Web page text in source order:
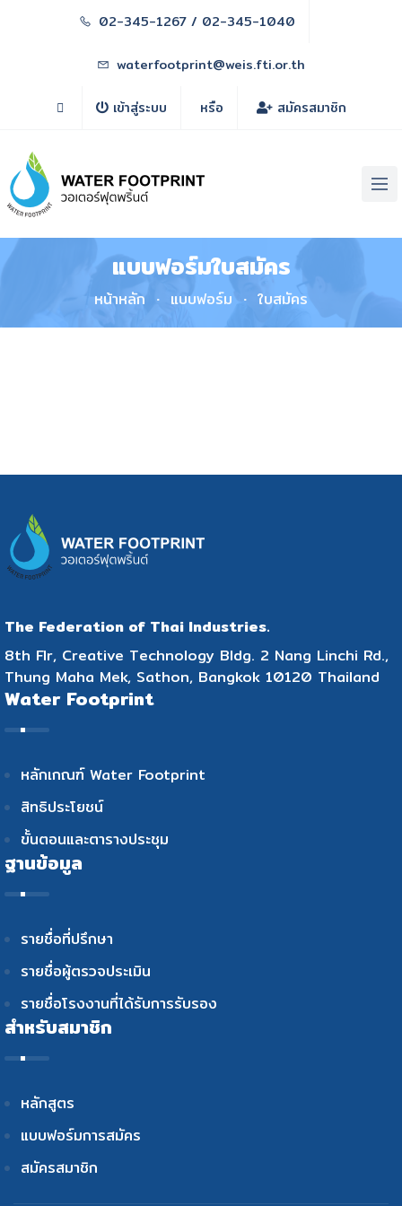
02-345-1267 / 02-345-1040
waterfootprint@weis.fti.or.th
เข้าสู่ระบบ หรือ สมัครสมาชิก
แบบฟอร์มใบสมัคร
หน้าหลัก แบบฟอร์ม ใบสมัคร
The Federation of Thai Industries.
8th Flr, Creative Technology Bldg. 2 Nang Linchi Rd.,
Thung Maha Mek, Sathon, Bangkok 10120 Thailand
Water Footprint
หลักเกณฑ์ Water Footprint
สิทธิประโยชน์
ขั้นตอนและตารางประชุม
ฐานข้อมูล
รายชื่อที่ปรึกษา
รายชื่อผู้ตรวจประเมิน
รายชื่อโรงงานที่ได้รับการรับรอง
สำหรับสมาชิก
หลักสูตร
แบบฟอร์มการสมัคร
สมัครสมาชิก